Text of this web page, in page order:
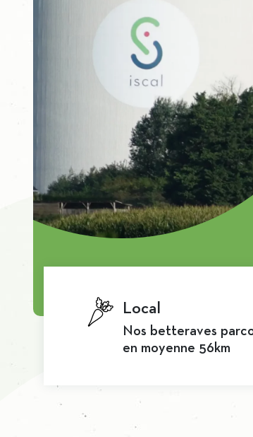
Local
Nos betteraves
en moyenne 56km